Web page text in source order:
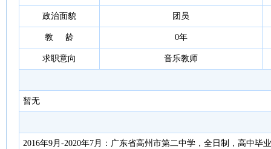
政治面貌 团员
教 龄 0年
求职意向 音乐教师
暂无
2016年9月-2020年7月：广东省高州市第二中学，全日制，高中毕